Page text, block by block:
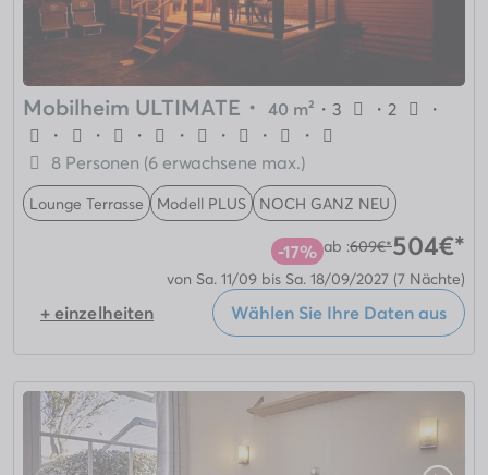
Mobilheim ULTIMATE ・ 40 m² ・ 3 ・ 2
・
・
・ ・ ・ ・ ・
・
8 Personen (6 erwachsene max.)
Lounge Terrasse Modell PLUS NOCH GANZ NEU
-17% ab :609€*504€*
von Sa. 11/09 bis Sa. 18/09/2027 (7 Nächte)
+ einzelheiten Wählen Sie Ihre Daten aus